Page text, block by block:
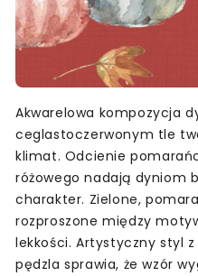
Akwarelowa kompozycja
ceglastoczerwonym tle
klimat. Odcienie
różowego nadają dyniom
charakter. Zielone,
rozproszone między
lekkości. Artystyczny styl
pędzla sprawia, że wzór